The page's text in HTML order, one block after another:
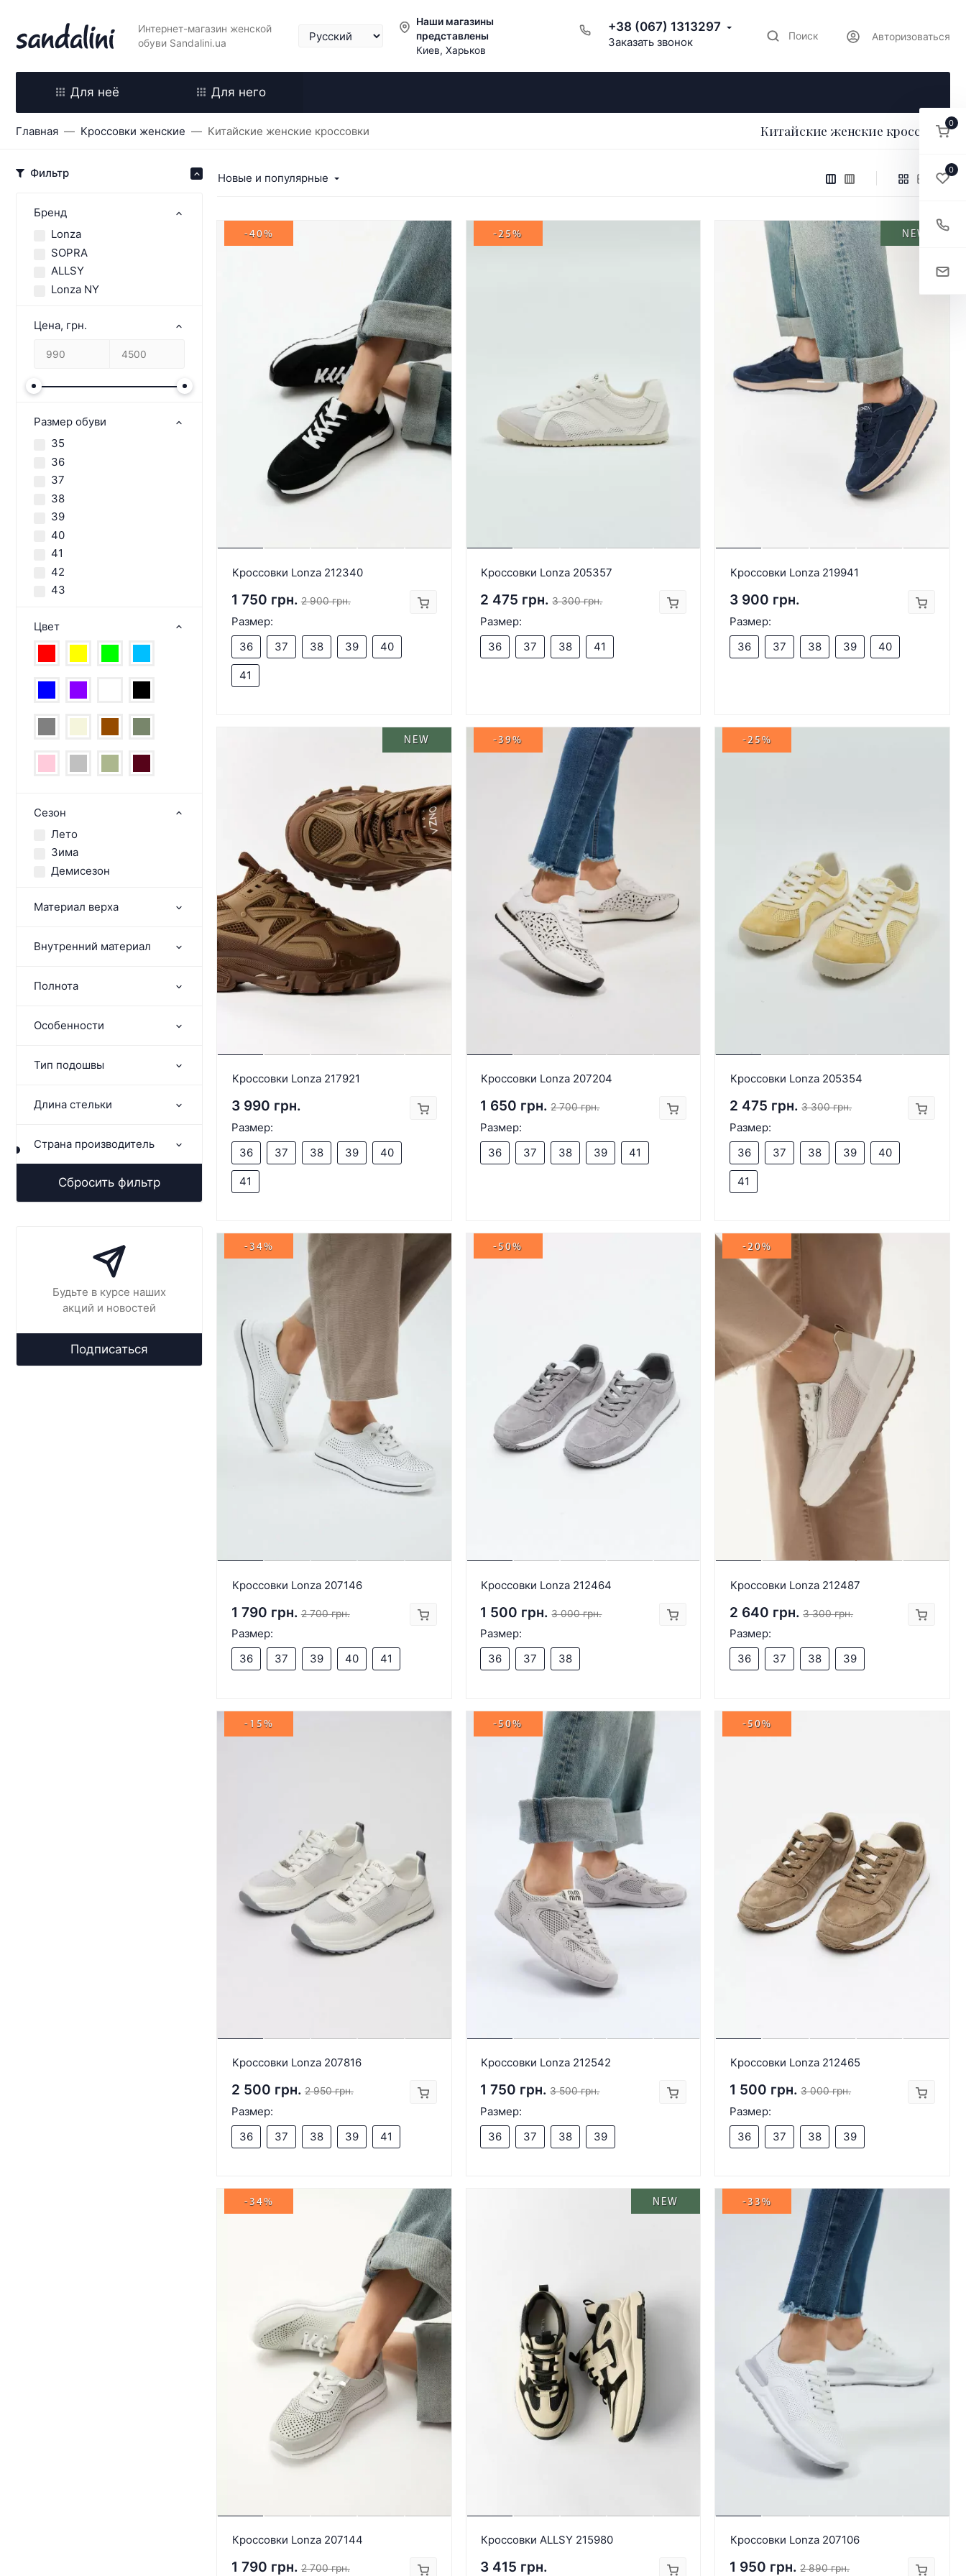
Интернет-магазин женской
обуви Sandalini.ua
Наши магазины
представлены
Киев, Харьков
+38 (067) 1313297
Заказать звонок Поиск Авторизоваться
Для неё Для него
Главная Кроссовки женские Китайские женские кроссовки Китайские женские кроссовки
Фильтр
Бренд
Lonza
SOPRA
ALLSY
Lonza NY
Цена, грн.
Размер обуви
35
36
37
38
39
40
41
42
43
Цвет
Сезон
Лето
Зима
Демисезон
Материал верха
Внутренний материал
Полнота
Особенности
Тип подошвы
Длина стельки
Страна производитель
Сбросить фильтр
Будьте в курсе наших
акций и новостей
Подписаться
Новые и популярные
-40%
Кроссовки Lonza 212340
1 750 грн. 2 900 грн.
Размер:
36
37 38 39 40
41
-25%
Кроссовки Lonza 205357
2 475 грн. 3 300 грн.
Размер:
36
37 38 41
NEW
Кроссовки Lonza 219941
3 900 грн.
Размер:
36
37 38 39 40
NEW
Кроссовки Lonza 217921
3 990 грн.
Размер:
36
37 38 39 40
41
-39%
Кроссовки Lonza 207204
1 650 грн. 2 700 грн.
Размер:
36
37 38 39 41
-25%
Кроссовки Lonza 205354
2 475 грн. 3 300 грн.
Размер:
36
37 38 39 40
41
-34%
Кроссовки Lonza 207146
1 790 грн. 2 700 грн.
Размер:
36
37 39 40 41
-50%
Кроссовки Lonza 212464
1 500 грн. 3 000 грн.
Размер:
36
37 38
-20%
Кроссовки Lonza 212487
2 640 грн. 3 300 грн.
Размер:
36
37 38 39
-15%
Кроссовки Lonza 207816
2 500 грн. 2 950 грн.
Размер:
36
37 38 39 41
-50%
Кроссовки Lonza 212542
1 750 грн. 3 500 грн.
Размер:
36
37 38 39
-50%
Кроссовки Lonza 212465
1 500 грн. 3 000 грн.
Размер:
36
37 38 39
-34%
Кроссовки Lonza 207144
1 790 грн. 2 700 грн.
NEW
Кроссовки ALLSY 215980
3 415 грн.
-33%
Кроссовки Lonza 207106
1 950 грн. 2 890 грн.
0
0